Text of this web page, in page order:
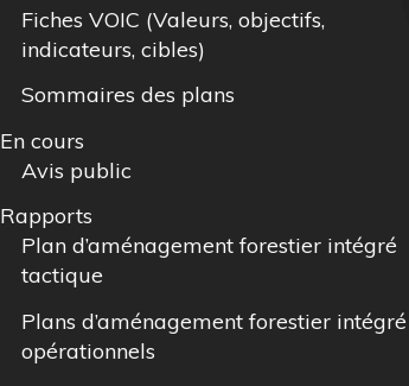
Fiches VOIC (Valeurs, objectifs,
indicateurs, cibles)
Sommaires des plans
En cours
Avis public
Rapports
Plan d’aménagement forestier intégré
tactique
Plans d’aménagement forestier intégré
opérationnels